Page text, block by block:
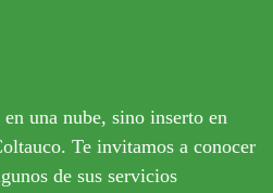
una nube, sino inserto en
Te invitamos a conocer
de sus servicios